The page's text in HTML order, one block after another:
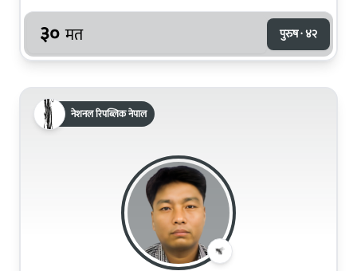
३० मत पुरुष · ४२
नेशनल रिपब्लिक नेपाल